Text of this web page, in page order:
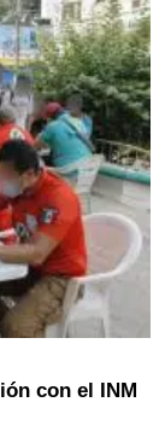
con el INM